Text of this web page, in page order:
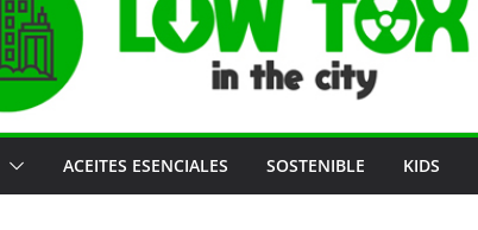
ACEITES ESENCIALES SOSTENIBLE KIDS